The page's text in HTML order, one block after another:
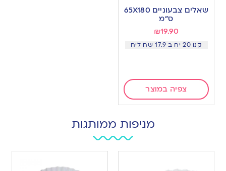
to
שאלים צבעוניים 65X180
ס”מ
₪19.90
קנו 20 יח ב 17.9 שח ליח
צפיה במוצר
מניפות ממותגות